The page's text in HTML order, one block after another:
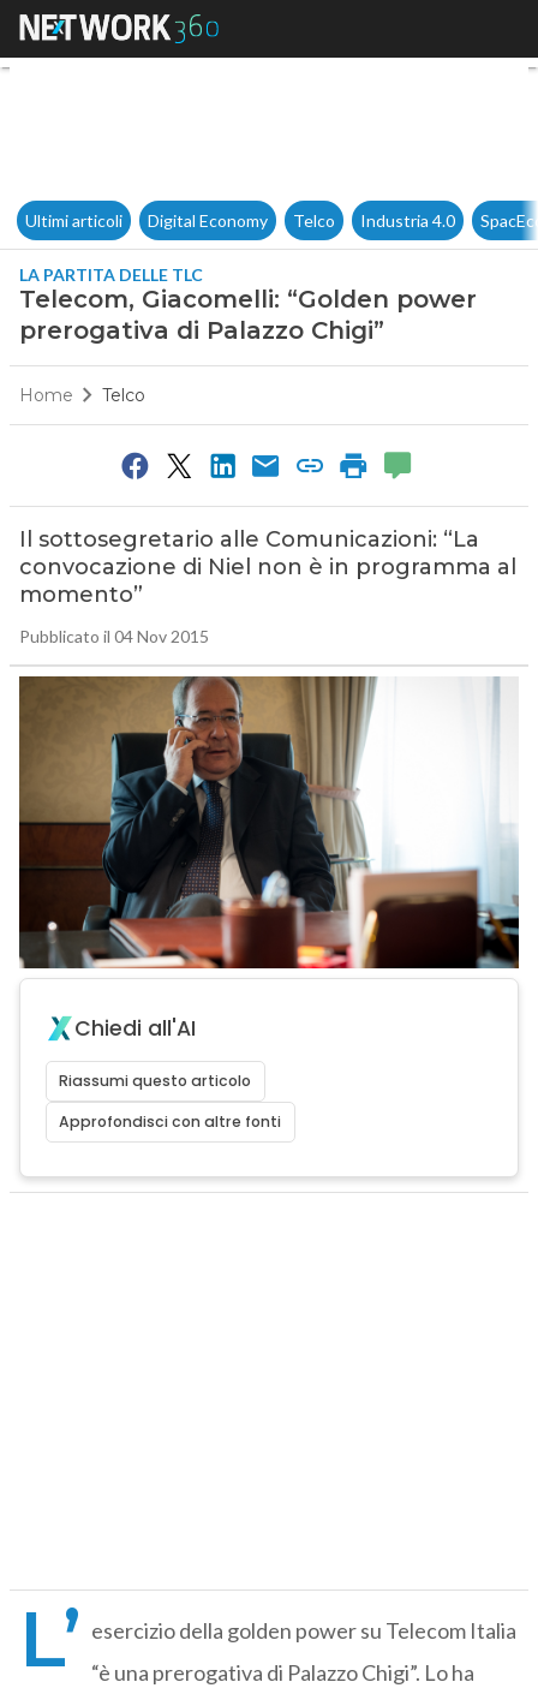
Telecom, Giacomelli:
Ultimi articoli Digital Economy Telco Industria 4.0
LA PARTITA DELLE TLC
Telecom, Giacomelli: “Golden power
prerogativa di Palazzo Chigi”
Home Telco
Il sottosegretario alle Comunicazioni: “La
convocazione di Niel non è in programma al
momento”
Pubblicato il 04 Nov 2015
Chiedi all'AI
Riassumi questo articolo
Approfondisci con altre fonti
L’ esercizio della golden power su Telecom Italia
“è una prerogativa di Palazzo Chigi”. Lo ha